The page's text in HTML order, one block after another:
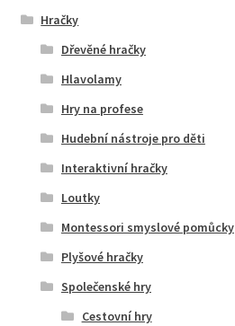
Hračky
Dřevěné hračky
Hlavolamy
Hry na profese
Hudební nástroje pro děti
Interaktivní hračky
Loutky
Montessori smyslové pomůcky
Plyšové hračky
Společenské hry
Cestovní hry